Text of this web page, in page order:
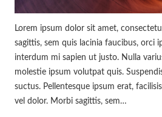
Lorem ipsum dolor sit amet,
sagittis, sem quis lacinia faucibus, orci
interdum mi sapien ut justo. Nulla
molestie ipsum volutpat quis.
suctus. Pellentesque ipsum erat,
vel dolor. Morbi sagittis, sem…